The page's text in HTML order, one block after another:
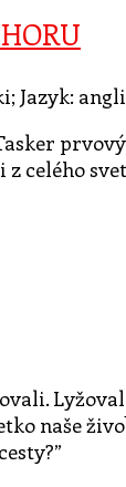
Jazyk:
z celého
naše